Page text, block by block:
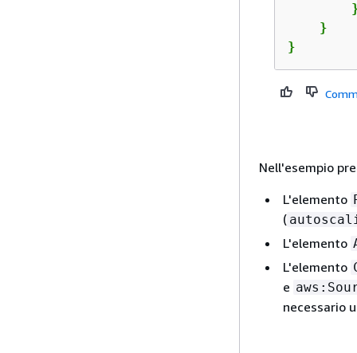
    }
}
Nell'esempio
L'elemento
(
L'elemento
L'elemento
e
necessario